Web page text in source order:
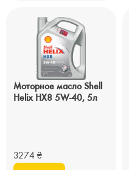
Моторное масло Shell
Helix HX8 5W-40, 5л
3274 ₴